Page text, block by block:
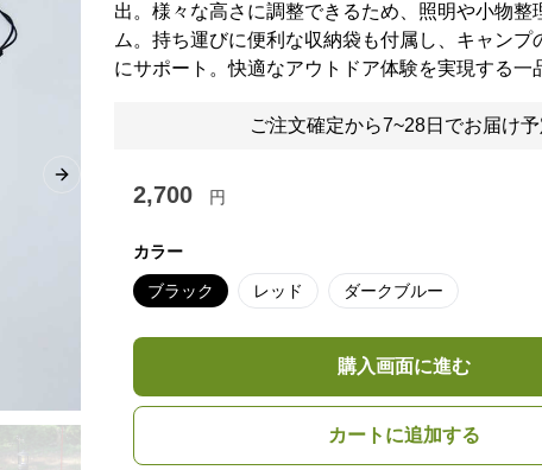
Next slide
出。様々な高さに調整できるため、照明や小物整
ム。持ち運びに便利な収納袋も付属し、キャンプ
にサポート。快適なアウトドア体験を実現する一
ご注文確定から7~28日でお届け予
2,700 円
カラー
ブラック レッド ダークブルー
購入画面に進む
カートに追加する